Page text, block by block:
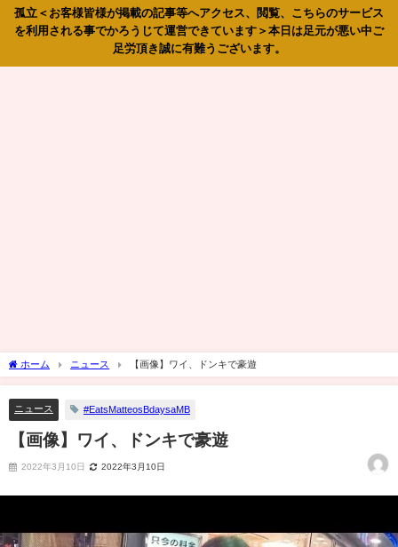
孤立＜お客様皆様が掲載の記事等へアクセス、閲覧、こちらのサービス
を利用される事でかろうじて運営できています＞本日は足元が悪い中ご
足労頂き誠に有難うございます。
ホーム ニュース 【画像】ワイ、ドンキで豪遊
ニュース #EatsMatteosBdaysaMB
【画像】ワイ、ドンキで豪遊
2022年3月10日 2022年3月10日